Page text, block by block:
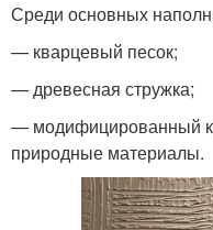
Среди основных
— кварцевый песок;
— древесная стружка;
— модифицированный
природные материалы.